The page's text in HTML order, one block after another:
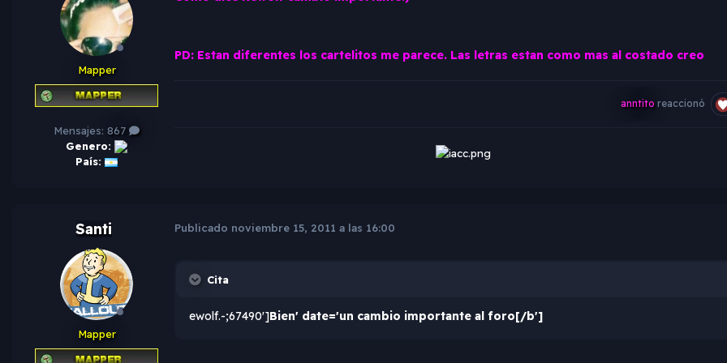
Mapper
Mensajes: 867
Genero:
País:
PD: Estan diferentes los cartelitos me parece. Las letras estan como mas al costado creo
anntito reaccionó
Santi
Mapper
Publicado noviembre 15, 2011 a las 16:00
Cita
ewolf.-;67490']Bien' date='un cambio importante al foro[/b']